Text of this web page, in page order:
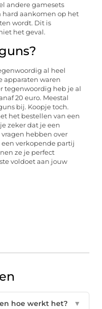
andere gamesets
hard aankomen op het
wordt. Dit is
het geval.
al heel
apparaten waren
tegenwoordig heb je al
20 euro. Meestal
bij. Koopje toch.
het bestellen van een
zeker dat je een
hebben over
verkopende partij
ze je perfect
voldoet aan jouw
hoe werkt het? ▼